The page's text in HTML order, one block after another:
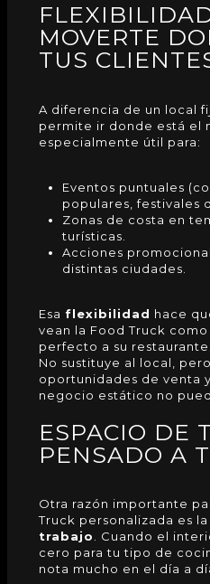
MOVERTE
TUS
A diferencia de un local
permite ir donde está el
especialmente útil para:
Eventos puntuales
populares, festivales
Zonas de costa en
turísticas.
Acciones
distintas ciudades.
Esa flexibilidad hace
vean la Food Truck
perfecto a su
No sustituye al local,
oportunidades de venta
negocio estático no
ESPACIO DE
PENSADO A
Otra razón importante
Truck personalizada es la
trabajo
. Cuando el
cero para tu tipo de
nota mucho en el día a